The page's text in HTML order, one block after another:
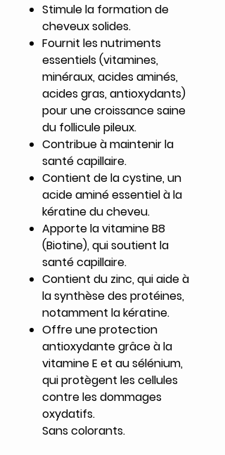
Stimule la formation de
cheveux solides.
Fournit les nutriments
essentiels (vitamines,
minéraux, acides aminés,
acides gras, antioxydants)
pour une croissance saine
du follicule pileux.
Contribue à maintenir la
santé capillaire.
Contient de la cystine, un
acide aminé essentiel à la
kératine du cheveu.
Apporte la vitamine B8
(Biotine), qui soutient la
santé capillaire.
Contient du zinc, qui aide à
la synthèse des protéines,
notamment la kératine.
Offre une protection
antioxydante grâce à la
vitamine E et au sélénium,
qui protègent les cellules
contre les dommages
oxydatifs.
Sans colorants.